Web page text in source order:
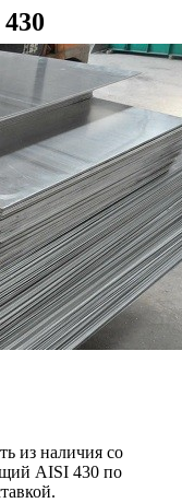
из наличия со
AISI 430 по